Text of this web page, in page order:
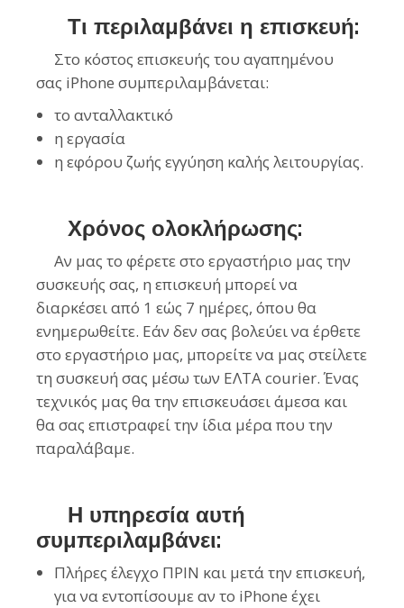
Τι περιλαμβάνει η επισκευή:
Στο κόστος επισκευής του αγαπημένου
σας iPhone συμπεριλαμβάνεται:
το ανταλλακτικό
η εργασία
η εφόρου ζωής εγγύηση καλής λειτουργίας.
Χρόνος ολοκλήρωσης:
Αν μας το φέρετε στο εργαστήριο μας την
συσκευής σας, η επισκευή μπορεί να
διαρκέσει από 1 εώς 7 ημέρες, όπου θα
ενημερωθείτε. Εάν δεν σας βολεύει να έρθετε
στο εργαστήριο μας, μπορείτε να μας στείλετε
τη συσκευή σας μέσω των ΕΛΤΑ courier. Ένας
τεχνικός μας θα την επισκευάσει άμεσα και
θα σας επιστραφεί την ίδια μέρα που την
παραλάβαμε.
Η υπηρεσία αυτή
συμπεριλαμβάνει:
Πλήρες έλεγχο ΠΡΙΝ και μετά την επισκευή,
για να εντοπίσουμε αν το iPhone έχει